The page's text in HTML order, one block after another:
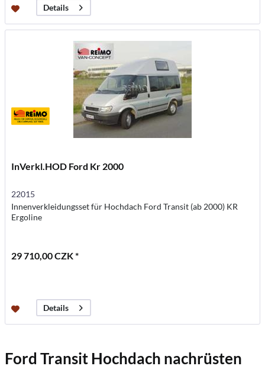
Details
InVerkl.HOD Ford Kr 2000
22015
Innenverkleidungsset für Hochdach Ford Transit (ab 2000) KR
Ergoline
29 710,00 CZK *
Details
Ford Transit Hochdach nachrüsten